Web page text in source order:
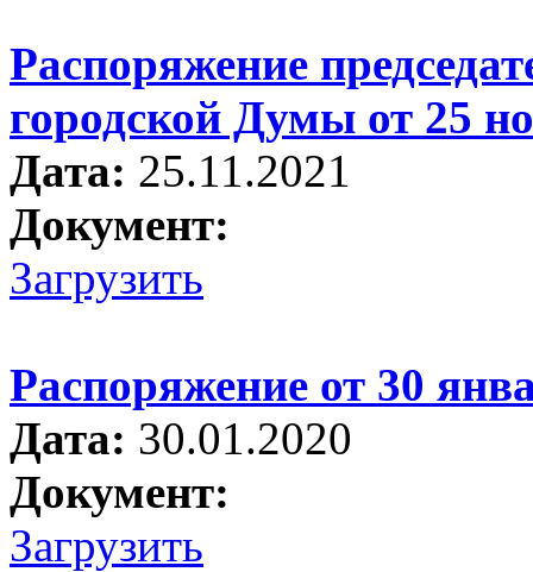
Распоряжение
городской Думы от 25
Дата: 25.11.2021
Документ:
Загрузить
Распоряжение от 30
Дата: 30.01.2020
Документ:
Загрузить